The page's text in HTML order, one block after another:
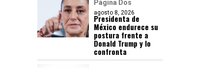
Página Dos
agosto 8, 2026
Presidenta de
México endurece su
postura frente a
Donald Trump y lo
confronta